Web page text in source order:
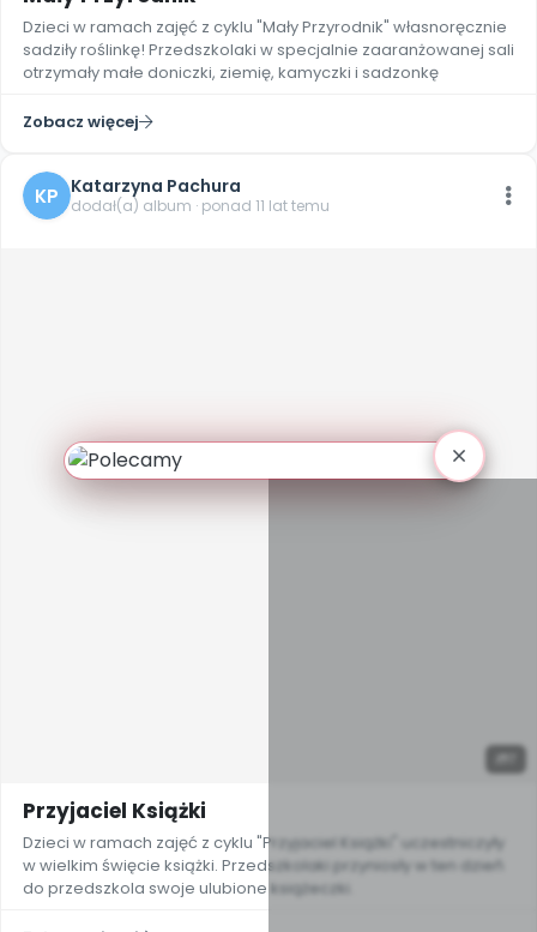
Dzieci w ramach zajęć z cyklu "Mały Przyrodnik" własnoręcznie
sadziły roślinkę! Przedszkolaki w specjalnie zaaranżowanej sali
otrzymały małe doniczki, ziemię, kamyczki i sadzonkę
Zobacz więcej
KP Katarzyna Pachura
dodał(a) album · ponad 11 lat temu
Przyjaciel Książki
Dzieci w ramach zajęć z cyklu "Przyjaciel Książki" uczestniczyły
w wielkim święcie książki. Przedszkolaki przyniosły w ten dzień
do przedszkola swoje ulubione książeczki.